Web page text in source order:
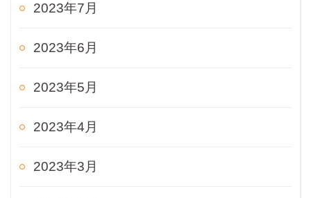
2023年7月
2023年6月
2023年5月
2023年4月
2023年3月